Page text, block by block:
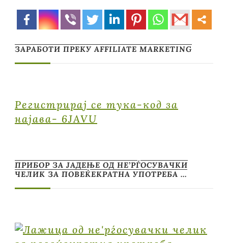
ЗАРАБОТИ ПРЕКУ AFFILIATE MARKETING
Регистрирај се тука-код за
најава- 6JAVU
ПРИБОР ЗА ЈАДЕЊЕ ОД НЕ’РЃОСУВАЧКИ
ЧЕЛИК ЗА ПОВЕЌЕКРАТНА УПОТРЕБА …